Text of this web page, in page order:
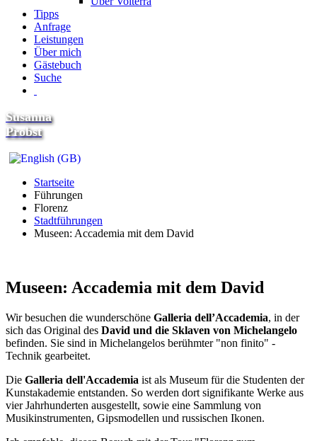
Tipps
Anfrage
Leistungen
Über mich
Gästebuch
Suche
Susanna
Probst
Startseite
Führungen
Florenz
Stadtführungen
Museen: Accademia mit dem David
Museen: Accademia mit dem David
Wir besuchen die wunderschöne Galleria dell’Accademia, in der
sich das Original des David und die Sklaven von Michelangelo
befinden. Sie sind in Michelangelos berühmter "non finito" -
Technik gearbeitet.
Die Galleria dell'Accademia ist als Museum für die Studenten der
Kunstakademie entstanden. So werden dort signifikante Werke aus
vier Jahrhunderten ausgestellt, sowie eine Sammlung von
Musikinstrumenten, Gipsmodellen und russischen Ikonen.